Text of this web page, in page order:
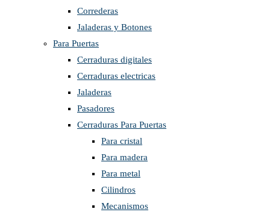
Correderas
Jaladeras y Botones
Para Puertas
Cerraduras digitales
Cerraduras electricas
Jaladeras
Pasadores
Cerraduras Para Puertas
Para cristal
Para madera
Para metal
Cilindros
Mecanismos